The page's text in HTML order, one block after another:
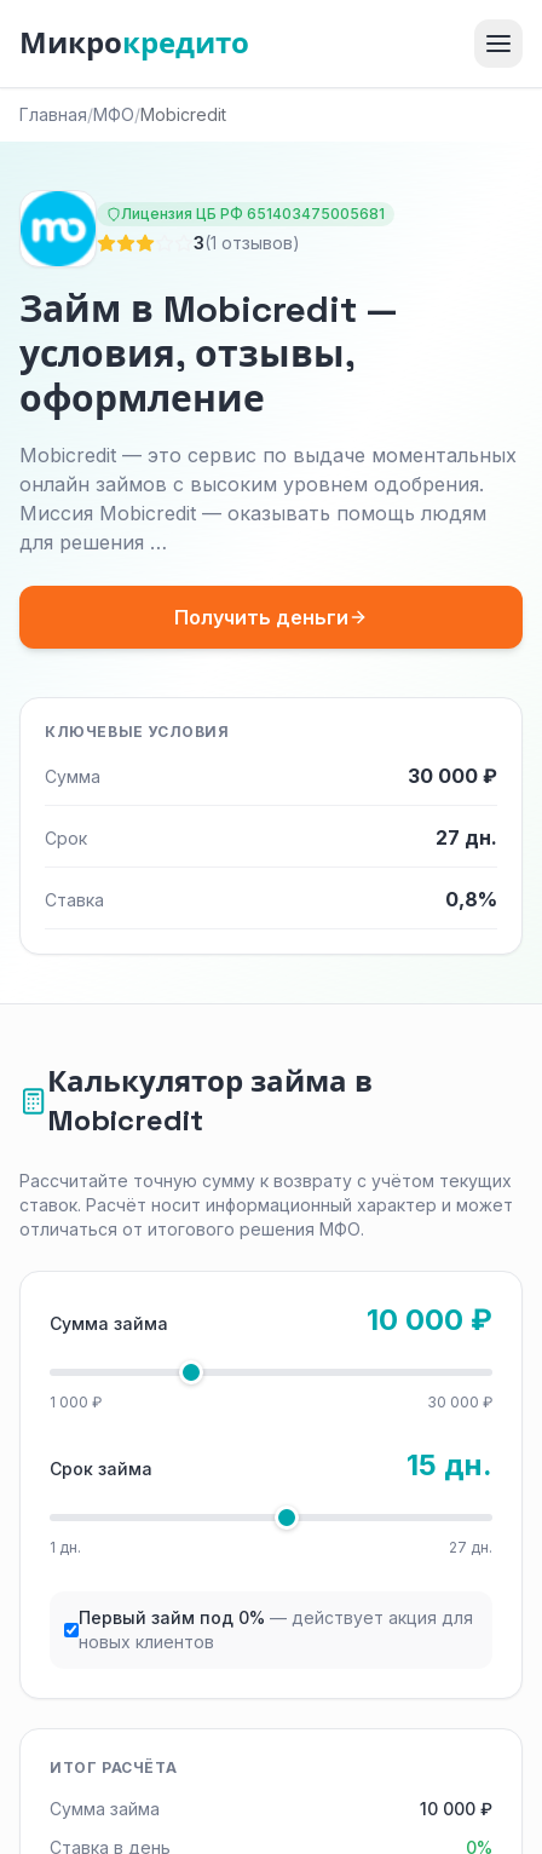
Микрокредито
Главная/МФО/Mobicredit
Лицензия ЦБ РФ 651403475005681
3(1 отзывов)
Займ в Mobicredit —
условия, отзывы,
оформление
Mobicredit — это сервис по выдаче моментальных
онлайн займов с высоким уровнем одобрения.
Миссия Mobicredit — оказывать помощь людям
для решения …
Получить деньги
КЛЮЧЕВЫЕ УСЛОВИЯ
Сумма 30 000 ₽
Срок 27 дн.
Ставка 0,8%
Калькулятор займа в
Mobicredit
Рассчитайте точную сумму к возврату с учётом текущих
ставок. Расчёт носит информационный характер и может
отличаться от итогового решения МФО.
Сумма займа 10 000 ₽
1 000 ₽ 30 000 ₽
Срок займа 15 дн.
1 дн. 27 дн.
Первый займ под 0% — действует акция для
новых клиентов
ИТОГ РАСЧЁТА
Сумма займа
10 000 ₽
Ставка в день
0%